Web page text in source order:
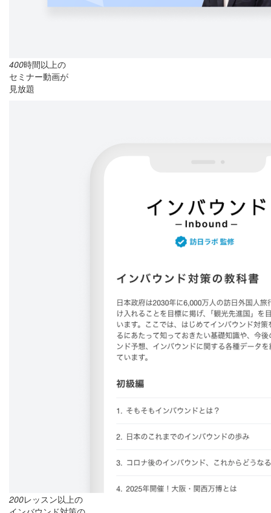
400時間以上の
セミナー動画が
見放題
200レッスン以上の